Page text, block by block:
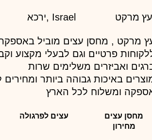
ירכא, Israel
פרטיים וגם לבעלי מקצוע
ואביזרים משלימים שרות
באיכות גבוהה ביותר
ומשלוח לכל הארץ
עצים לפרגולה
מחסן עצים
מחירון